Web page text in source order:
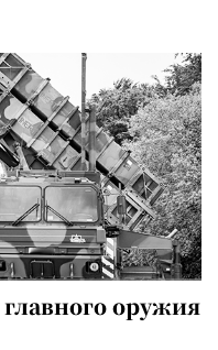
оружия